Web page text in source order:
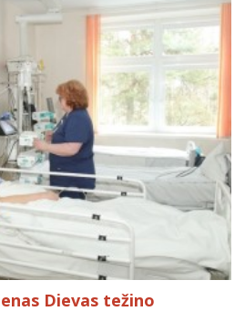
Dievas težino